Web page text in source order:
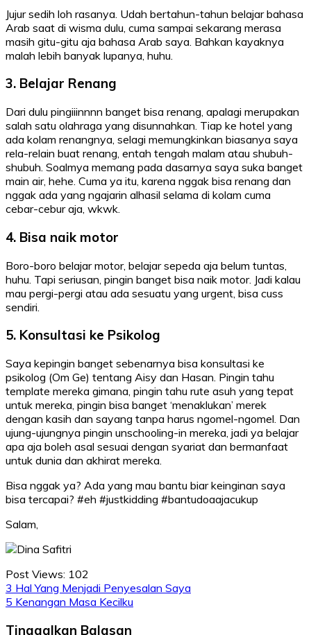
Jujur sedih loh rasanya. Udah bertahun-tahun belajar bahasa
Arab saat di wisma dulu, cuma sampai sekarang merasa
masih gitu-gitu aja bahasa Arab saya. Bahkan kayaknya
malah lebih banyak lupanya, huhu.
3. Belajar Renang
Dari dulu pingiiinnnn banget bisa renang, apalagi merupakan
salah satu olahraga yang disunnahkan. Tiap ke hotel yang
ada kolam renangnya, selagi memungkinkan biasanya saya
rela-relain buat renang, entah tengah malam atau shubuh-
shubuh. Soalmya memang pada dasarnya saya suka banget
main air, hehe. Cuma ya itu, karena nggak bisa renang dan
nggak ada yang ngajarin alhasil selama di kolam cuma
cebar-cebur aja, wkwk.
4. Bisa naik motor
Boro-boro belajar motor, belajar sepeda aja belum tuntas,
huhu. Tapi seriusan, pingin banget bisa naik motor. Jadi kalau
mau pergi-pergi atau ada sesuatu yang urgent, bisa cuss
sendiri.
5. Konsultasi ke Psikolog
Saya kepingin banget sebenarnya bisa konsultasi ke
psikolog (Om Ge) tentang Aisy dan Hasan. Pingin tahu
template mereka gimana, pingin tahu rute asuh yang tepat
untuk mereka, pingin bisa banget ‘menaklukan’ merek
dengan kasih dan sayang tanpa harus ngomel-ngomel. Dan
ujung-ujungnya pingin unschooling-in mereka, jadi ya belajar
apa aja boleh asal sesuai dengan syariat dan bermanfaat
untuk dunia dan akhirat mereka.
Bisa nggak ya? Ada yang mau bantu biar keinginan saya
bisa tercapai? #eh #justkidding #bantudoaajacukup
Salam,
Post Views: 102
Navigasi
pos
3 Hal Yang Menjadi Penyesalan Saya
5 Kenangan Masa Kecilku
Tinggalkan Balasan